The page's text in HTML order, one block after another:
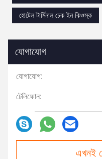
হোটেল টার্মিনাল চেক ইন কিওস্ক
যোগাযোগ
যোগাযোগ:
টেলিফোন:
এখনই